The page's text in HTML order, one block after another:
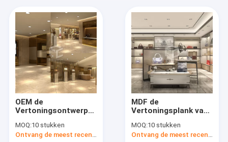
OEM de
Vertoningsontwerp
MOQ:10 stukken
Ontvang de meest recente Prijs
MDF de
Vertoningsplank van
MOQ:10 stukken
Ontvang de meest recente Prijs